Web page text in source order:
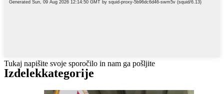
Tukaj napišite svoje sporočilo in nam ga pošljite
Izdelekkategorije